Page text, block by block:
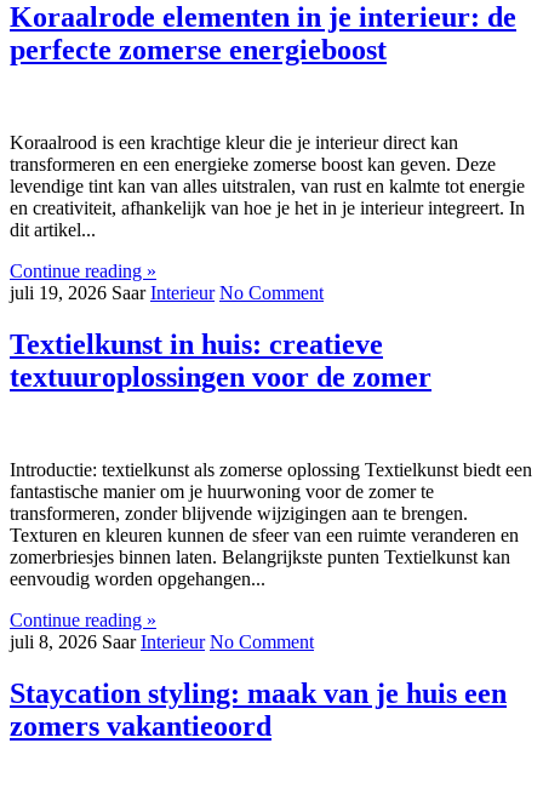
Koraalrode elementen in je interieur: de
perfecte zomerse energieboost
Koraalrood is een krachtige kleur die je interieur direct kan
transformeren en een energieke zomerse boost kan geven. Deze
levendige tint kan van alles uitstralen, van rust en kalmte tot energie
en creativiteit, afhankelijk van hoe je het in je interieur integreert. In
dit artikel...
Continue reading »
juli 19, 2026 Saar Interieur No Comment
Textielkunst in huis: creatieve
textuuroplossingen voor de zomer
Introductie: textielkunst als zomerse oplossing Textielkunst biedt een
fantastische manier om je huurwoning voor de zomer te
transformeren, zonder blijvende wijzigingen aan te brengen.
Texturen en kleuren kunnen de sfeer van een ruimte veranderen en
zomerbriesjes binnen laten. Belangrijkste punten Textielkunst kan
eenvoudig worden opgehangen...
Continue reading »
juli 8, 2026 Saar Interieur No Comment
Staycation styling: maak van je huis een
zomers vakantieoord